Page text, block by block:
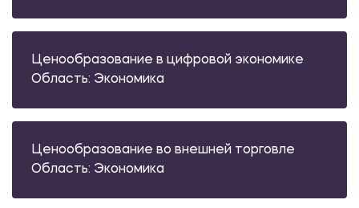
Ценообразование в цифровой экономике
Область: Экономика
Ценообразование во внешней торговле
Область: Экономика